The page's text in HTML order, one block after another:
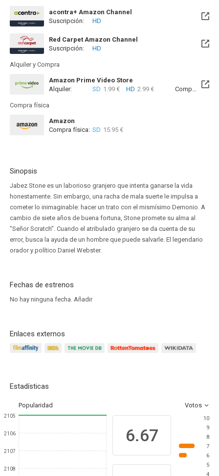
acontra+ Amazon Channel
Suscripción:
HD
Red Carpet Amazon Channel
Suscripción:
HD
Alquiler y Compra
Amazon Prime Video Store
Alquiler:
SD 1.99 € HD 2.99 € Compra: SD
Compra física
Amazon
Compra física: SD 15.95 €
Sinopsis
Jabez Stone es un laborioso granjero que intenta ganarse la vida
honestamente. Sin embargo, una racha de mala suerte le impulsa a
cometer lo inimaginable: hacer un trato con el mismísimo Demonio. A
cambio de siete años de buena fortuna, Stone promete su alma al
"Señor Scratch". Cuando el atribulado granjero se da cuenta de su
error, busca la ayuda de un hombre que puede salvarle. El legendario
orador y político Daniel Webster.
Fechas de estrenos
No hay ninguna fecha. Añadir
Enlaces externos
Estadísticas
Popularidad Votos
2105
2106
2107
2108
6.67
10
9
8
7
6
5
4